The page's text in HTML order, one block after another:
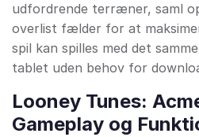
udfordrende terræner, saml
overlist fælder for at
spil kan spilles med det
tablet uden behov for
Looney Tunes:
Gameplay og